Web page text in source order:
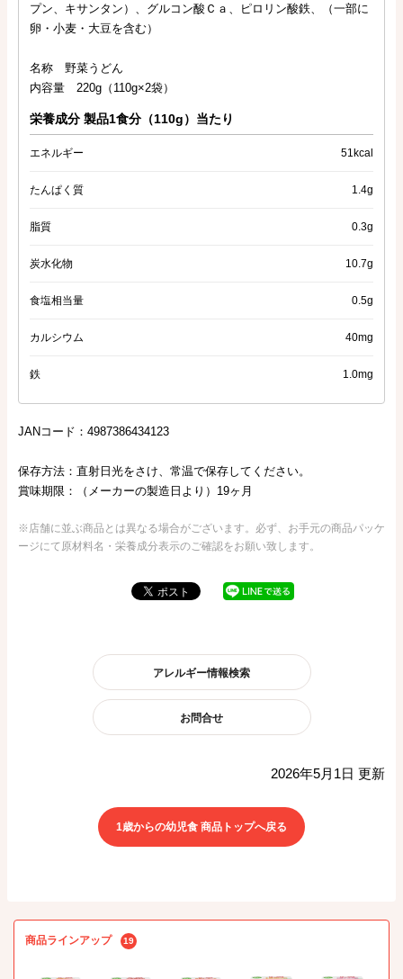
プン、キサンタン）、グルコン酸Ｃａ、ピロリン酸鉄、（一部に
卵・小麦・大豆を含む）
名称 野菜うどん
内容量 220g（110g×2袋）
栄養成分 製品1食分（110g）当たり
エネルギー 51kcal
たんぱく質 1.4g
脂質 0.3g
炭水化物 10.7g
食塩相当量 0.5g
カルシウム 40mg
鉄 1.0mg
JANコード：4987386434123
保存方法：直射日光をさけ、常温で保存してください。
賞味期限：（メーカーの製造日より）19ヶ月
※店舗に並ぶ商品とは異なる場合がございます。必ず、お手元の商品パッケ
ージにて原材料名・栄養成分表示のご確認をお願い致します。
アレルギー情報検索
お問合せ
2026年5月1日 更新
1歳からの幼児食 商品トップへ戻る
商品ラインアップ 19